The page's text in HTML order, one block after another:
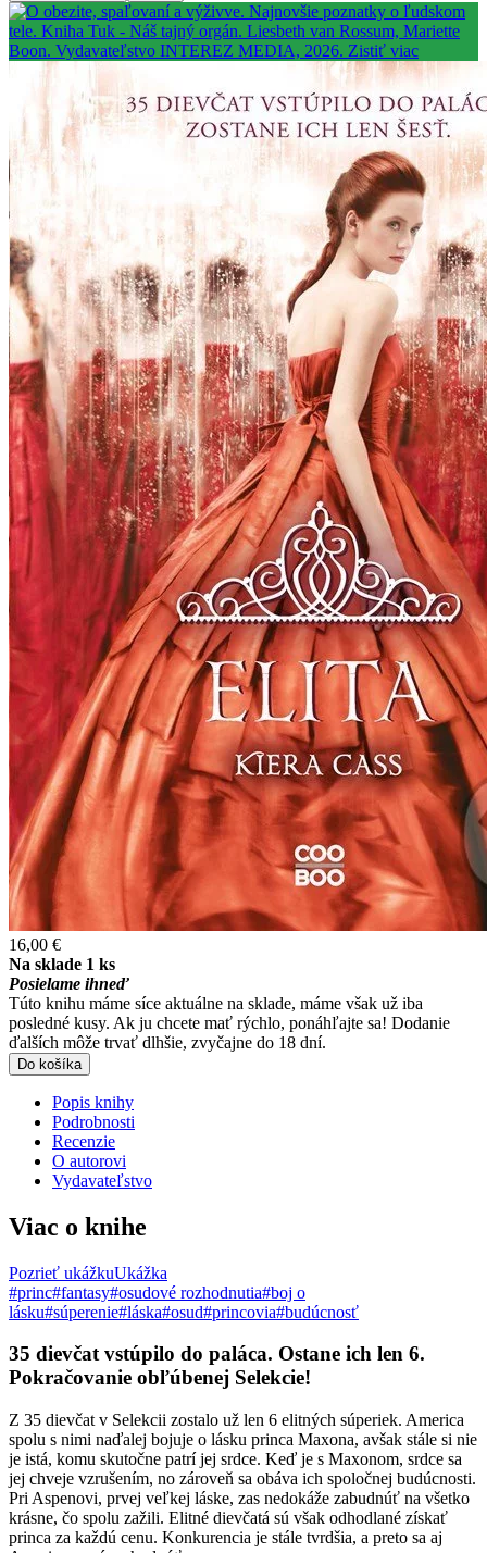
16,00 €
Na sklade 1 ks
Posielame ihneď
Túto knihu máme síce aktuálne na sklade, máme však už iba
posledné kusy. Ak ju chcete mať rýchlo, ponáhľajte sa! Dodanie
ďalších môže trvať dlhšie, zvyčajne do 18 dní.
Do košíka
Popis knihy
Podrobnosti
Recenzie
O autorovi
Vydavateľstvo
Viac o knihe
Pozrieť ukážkuUkážka
#princ#fantasy#osudové rozhodnutia#boj o
lásku#súperenie#láska#osud#princovia#budúcnosť
35 dievčat vstúpilo do paláca. Ostane ich len 6.
Pokračovanie obľúbenej Selekcie!
Z 35 dievčat v Selekcii zostalo už len 6 elitných súperiek. America
spolu s nimi naďalej bojuje o lásku princa Maxona, avšak stále si nie
je istá, komu skutočne patrí jej srdce. Keď je s Maxonom, srdce sa
jej chveje vzrušením, no zároveň sa obáva ich spoločnej budúcnosti.
Pri Aspenovi, prvej veľkej láske, zas nedokáže zabudnúť na všetko
krásne, čo spolu zažili. Elitné dievčatá sú však odhodlané získať
princa za každú cenu. Konkurencia je stále tvrdšia, a preto sa aj